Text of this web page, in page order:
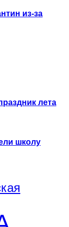
из-за
лета
школу